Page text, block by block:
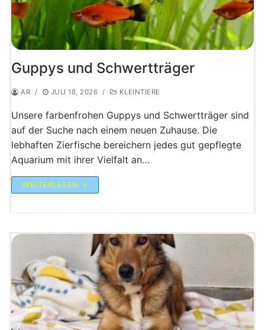
Guppys und Schwertträger
AR / JULI 18, 2026 / KLEINTIERE
Unsere farbenfrohen Guppys und Schwertträger sind
auf der Suche nach einem neuen Zuhause. Die
lebhaften Zierfische bereichern jedes gut gepflegte
Aquarium mit ihrer Vielfalt an…
WEITERLESEN →